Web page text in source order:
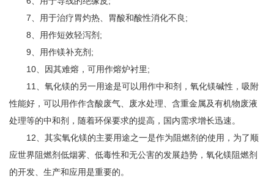
7、用于治疗胃灼热、胃酸和酸性消化不良;
8、用作短效轻泻剂;
9、用作镁补充剂;
10、因其难熔，可用作熔炉衬里;
11、氧化镁的另一用途是可以用作中和剂，氧化镁碱性，吸附
性能好，可以用作作含酸废气、废水处理、含重金属及有机物废液
处理等的中和剂，随着环保要求的提高，国内需求增长迅速。
12、其实氧化镁的主要用途之一是作为阻燃剂的使用，为了顺
应世界阻燃剂低烟雾、低毒性和无公害的发展趋势，氧化镁阻燃剂
的开发、生产和应用是重要的。